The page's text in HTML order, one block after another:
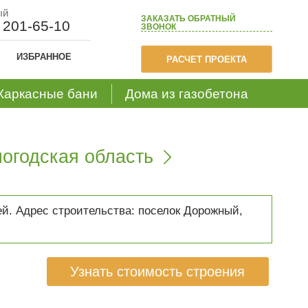
ЗАКАЗАТЬ ОБРАТНЫЙ
ЗВОНОК
РАСЧЕТ ПРОЕКТА
65-10
ИЗБРАННОЕ
бани Дома из газобетона
область 
Адрес строительства: поселок Дорожный,
Узнать стоимость строения